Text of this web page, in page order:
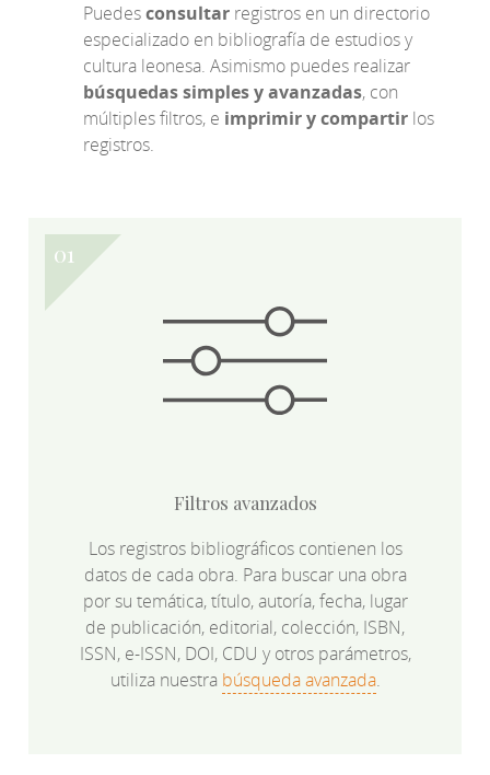
Puedesconsultar registros en un directorio
especializado en bibliografía de estudios y
cultura leonesa. Asimismo puedes realizar
búsquedas simples y avanzadas, con
múltiples filtros, e imprimir y compartir los
registros.
Filtros avanzados
Los registros bibliográficos contienen los
datos de cada obra. Para buscar una obra
por su temática, título, autoría, fecha, lugar
de publicación, editorial, colección, ISBN,
ISSN, e-ISSN, DOI, CDU y otros parámetros,
utiliza nuestra búsqueda avanzada.